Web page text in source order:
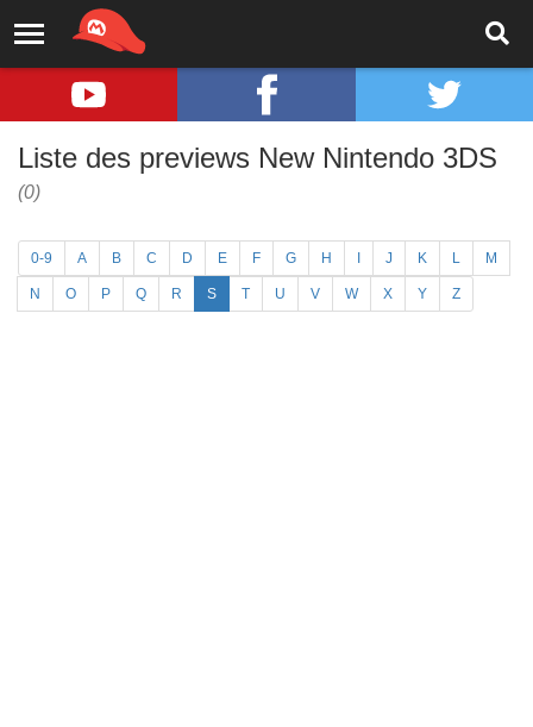
Liste des previews New Nintendo 3DS
(0)
0-9 A B C D E F G H J K L M
N O P Q R S T U V W X Y Z